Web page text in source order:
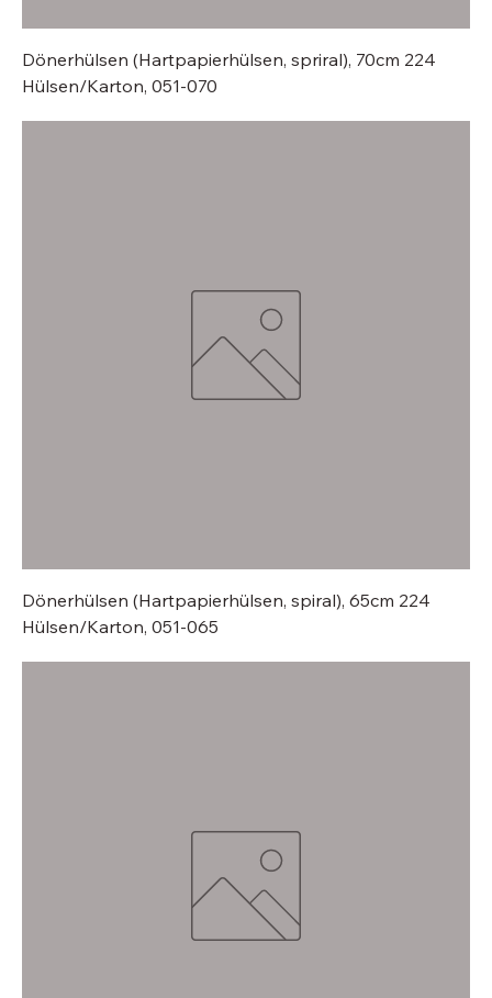
Dönerhülsen (Hartpapierhülsen, spriral), 70cm 224
Hülsen/Karton, 051-070
Dönerhülsen (Hartpapierhülsen, spiral), 65cm 224
Hülsen/Karton, 051-065